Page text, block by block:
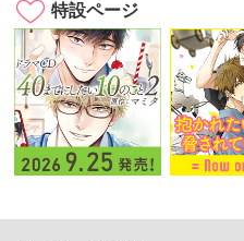
特設ページ